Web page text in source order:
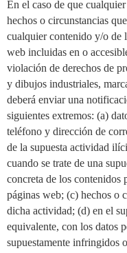
En el caso de que
hechos o circunstancias
cualquier contenido y/o de
web incluidas en o
violación de derechos de
y dibujos industriales,
deberá enviar una
siguientes extremos: (a)
teléfono y dirección de
de la supuesta actividad
cuando se trate de una
concreta de los contenidos
páginas web; (c) hechos o
dicha actividad; (d) en el
equivalente, con los datos
supuestamente infringidos